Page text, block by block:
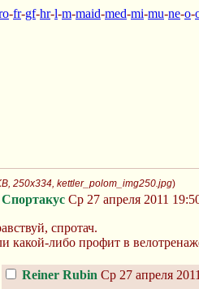
-fr-gf-hr-l-m-maid-med-mi-mu-ne-o-
250x334, kettler_polom_img250.jpg)
Спортакус Ср 27 апреля 2011
спротач.
какой-либо профит в
Reiner Rubin Ср 27 апреля